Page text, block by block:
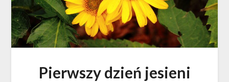
Pierwszy dzień jesieni